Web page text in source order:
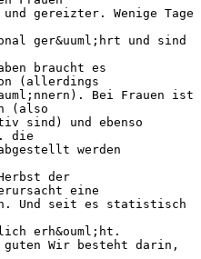
gereizter. Wenige Tage
ger&uuml;hrt und sind
braucht es
(allerdings
Bei Frauen ist
(also
sind) und ebenso
die
werden
der
eine
Und seit es statistisch
erh&ouml;ht.
Wir besteht darin,